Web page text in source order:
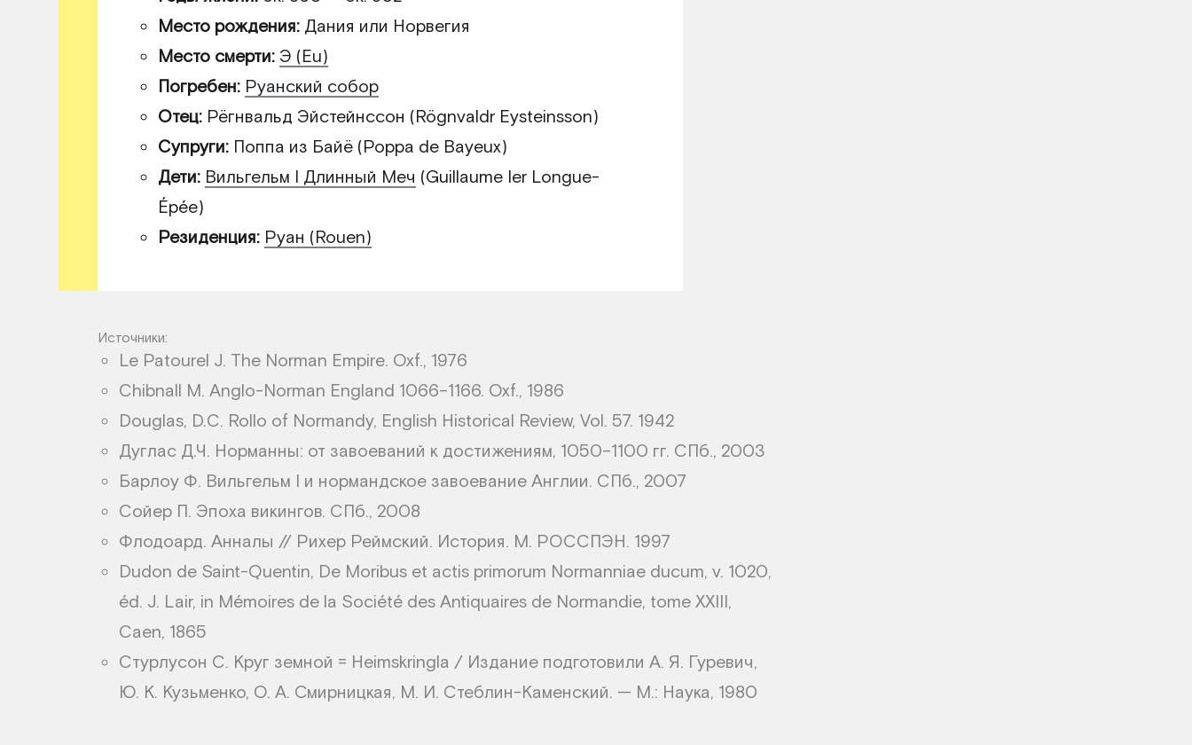
Место рождения: Дания или Норвегия
Место смерти: Э (Eu)
Погребен: Руанский собор
Отец: Рёгнвальд Эйстейнссон (Rögnvaldr Eysteinsson)
Супруги: Поппа из Байё (Poppa de Bayeux)
Дети: Вильгельм I Длинный Меч (Guillaume Ier Longue-
Épée)
Резиденция: Руан (Rouen)
Источники:
Le Patourel J. The Norman Empire. Oxf., 1976
Chibnall M. Anglo-Norman England 1066–1166. Oxf., 1986
Douglas, D.C. Rollo of Normandy, English Historical Review, Vol. 57. 1942
Дуглас Д.Ч. Норманны: от завоеваний к достижениям, 1050–1100 гг. СПб., 2003
Барлоу Ф. Вильгельм I и нормандское завоевание Англии. СПб., 2007
Сойер П. Эпоха викингов. СПб., 2008
Флодоард. Анналы // Рихер Реймский. История. М. РОССПЭН. 1997
Dudon de Saint-Quentin, De Moribus et actis primorum Normanniae ducum, v. 1020,
éd. J. Lair, in Mémoires de la Société des Antiquaires de Normandie, tome XXIII,
Caen, 1865
Стурлусон С. Круг земной = Heimskringla / Издание подготовили А. Я. Гуревич,
Ю. К. Кузьменко, О. А. Смирницкая, М. И. Стеблин-Каменский. — М.: Наука, 1980